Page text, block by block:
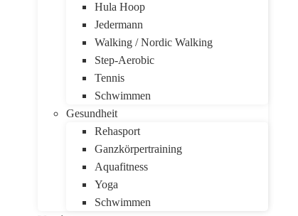
Hula Hoop
Jedermann
Walking / Nordic Walking
Step-Aerobic
Tennis
Schwimmen
Gesundheit
Rehasport
Ganzkörpertraining
Aquafitness
Yoga
Schwimmen